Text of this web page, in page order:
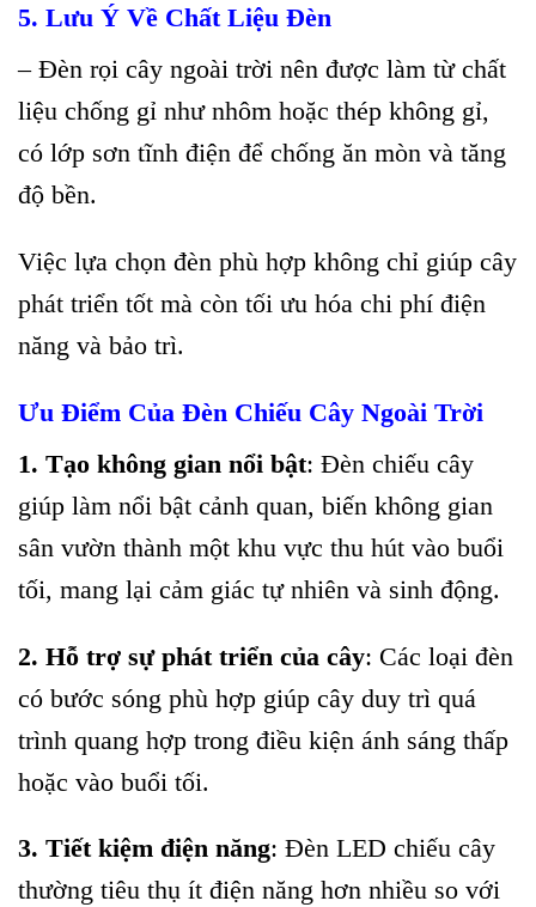
5. Lưu Ý Về Chất Liệu Đèn
– Đèn rọi cây ngoài trời nên được làm từ chất
liệu chống gỉ như nhôm hoặc thép không gỉ,
có lớp sơn tĩnh điện để chống ăn mòn và tăng
độ bền.
Việc lựa chọn đèn phù hợp không chỉ giúp cây
phát triển tốt mà còn tối ưu hóa chi phí điện
năng và bảo trì.
Ưu Điểm Của Đèn Chiếu Cây Ngoài Trời
1. Tạo không gian nổi bật: Đèn chiếu cây
giúp làm nổi bật cảnh quan, biến không gian
sân vườn thành một khu vực thu hút vào buổi
tối, mang lại cảm giác tự nhiên và sinh động.
2. Hỗ trợ sự phát triển của cây: Các loại đèn
có bước sóng phù hợp giúp cây duy trì quá
trình quang hợp trong điều kiện ánh sáng thấp
hoặc vào buổi tối.
3. Tiết kiệm điện năng: Đèn LED chiếu cây
thường tiêu thụ ít điện năng hơn nhiều so với